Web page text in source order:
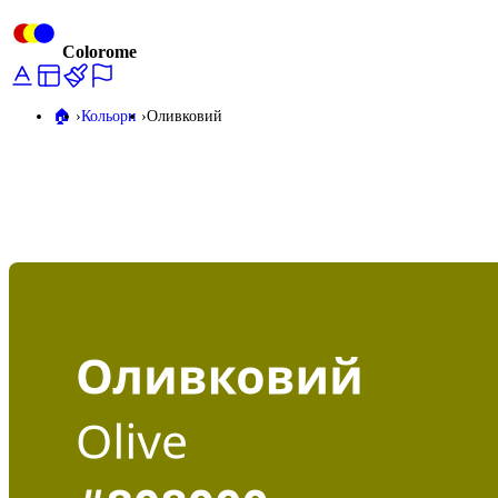
Colorome
🏠️ Кольори Оливковий